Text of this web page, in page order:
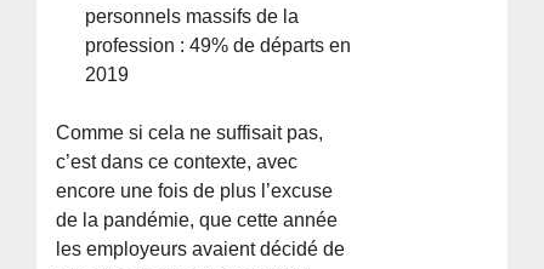
personnels massifs de la
profession : 49% de départs en
2019
Comme si cela ne suffisait pas,
c’est dans ce contexte, avec
encore une fois de plus l’excuse
de la pandémie, que cette année
les employeurs avaient décidé de